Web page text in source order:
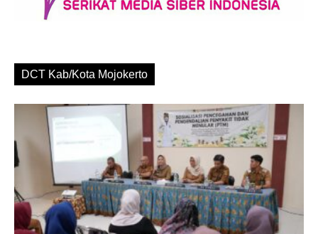
DCT Kab/Kota Mojokerto